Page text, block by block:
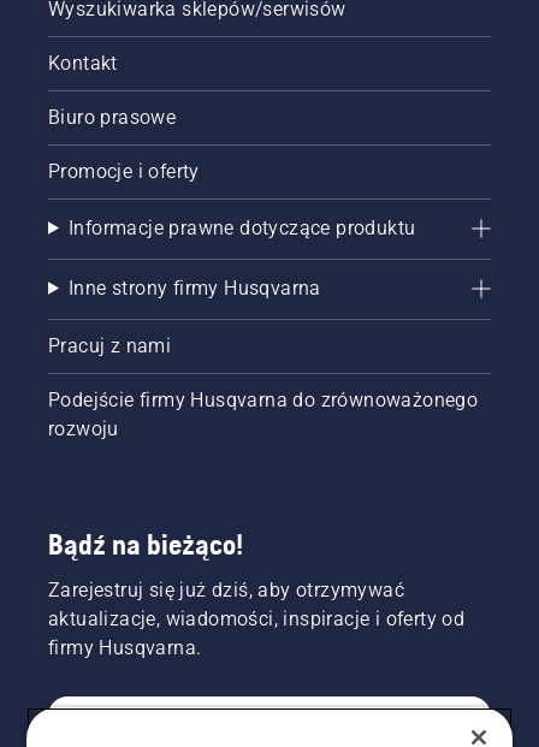
Wyszukiwarka sklepów/serwisów
Kontakt
Biuro prasowe
Promocje i oferty
Informacje prawne dotyczące produktu
Inne strony firmy Husqvarna
Pracuj z nami
Podejście firmy Husqvarna do zrównoważonego
rozwoju
Bądź na bieżąco!
Zarejestruj się już dziś, aby otrzymywać
aktualizacje, wiadomości, inspiracje i oferty od
firmy Husqvarna.